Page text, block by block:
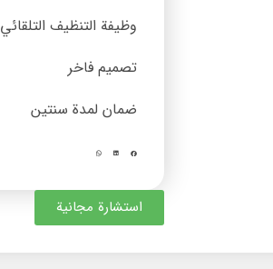
وظيفة التنظيف التلقائي
تصميم فاخر
ضمان لمدة سنتين
استشارة مجانية